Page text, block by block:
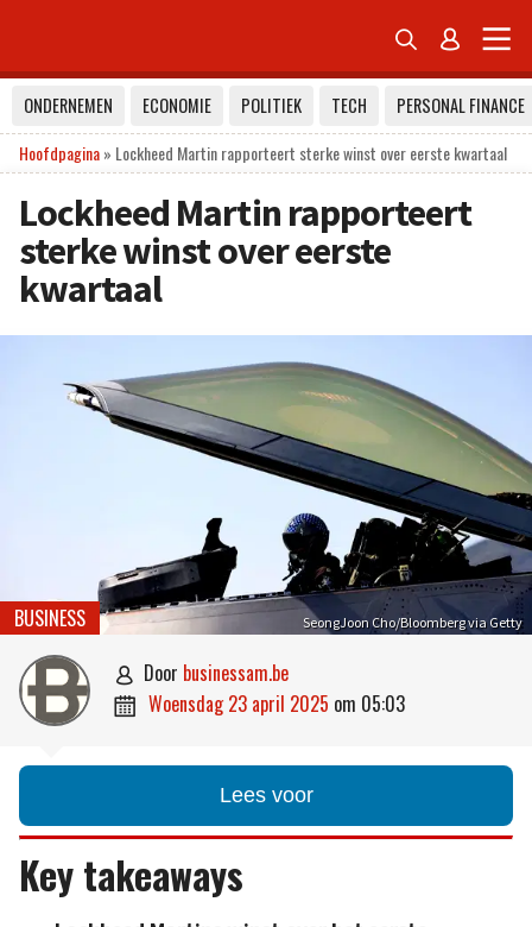
 
ONDERNEMEN ECONOMIE POLITIEK TECH
PERSONAL FINANCE
Hoofdpagina» Lockheed Martin rapporteert sterke winst over eerste kwartaal
Lockheed Martin rapporteert
sterke winst over eerste
kwartaal
SeongJoon Cho/Bloomberg via Getty
BUSINESS
 door businessam.be
 woensdag 23 april 2025 om 05:03
Lees voor
Key takeaways